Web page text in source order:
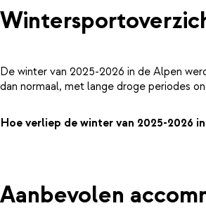
De winter van 2025-2026 in de Alpen
dan normaal, met lange droge periodes
Hoe verliep de winter van 2025-2026
Aanbevolen